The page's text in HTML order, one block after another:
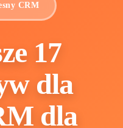
CRM
17
dla
dla